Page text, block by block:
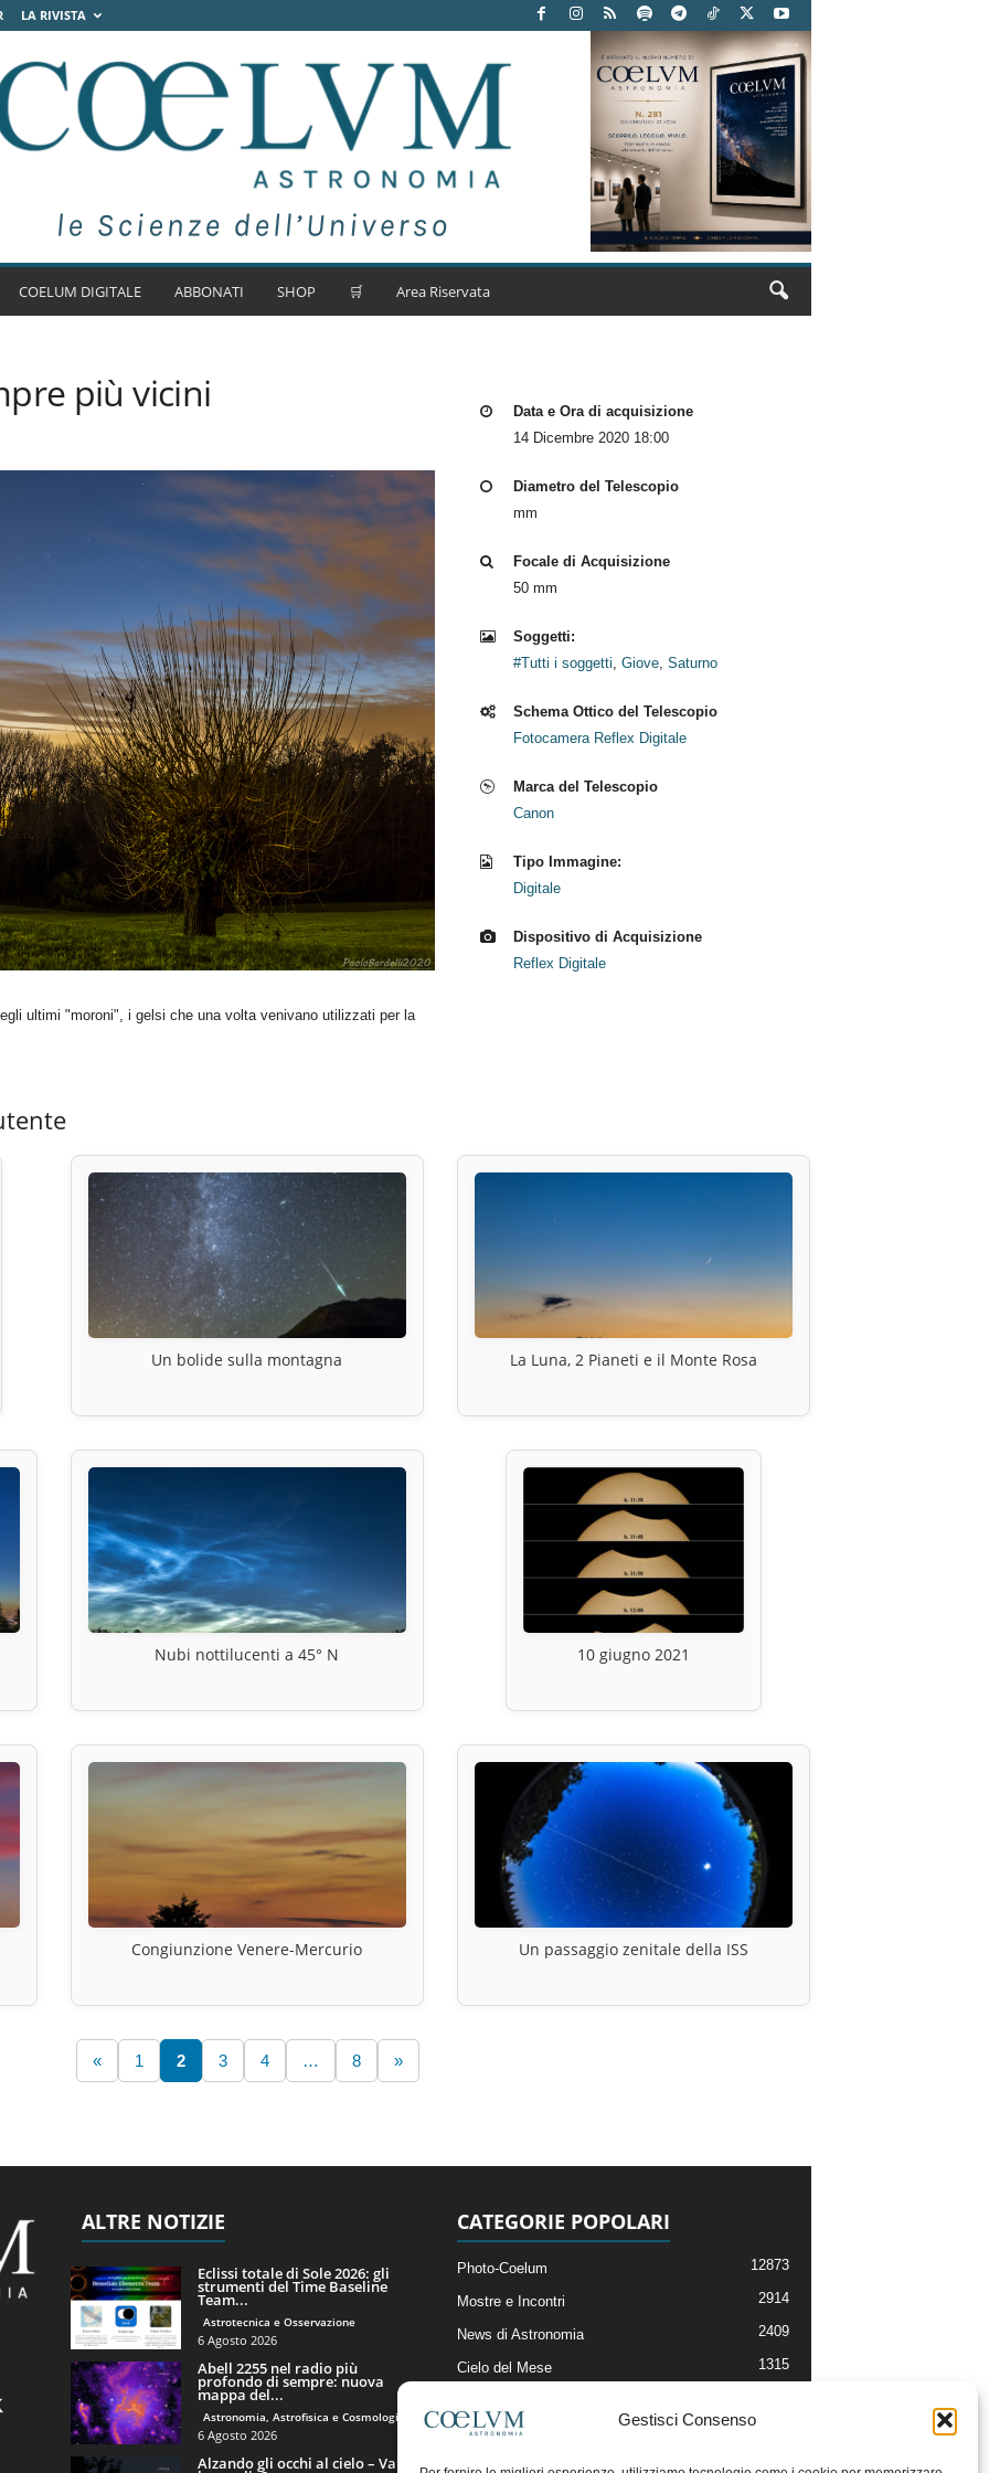
Gestisci Consenso
LA RIVISTA
COELUM DIGITALE ABBONATI SHOP 🛒 Area Riservata
più vicini
ultimi "moroni", i gelsi che una volta venivano utilizzati per la
Data e Ora di acquisizione
14 Dicembre 2020 18:00
Diametro del Telescopio
mm
Focale di Acquisizione
50 mm
Soggetti:
#Tutti i soggetti, Giove, Saturno
Schema Ottico del Telescopio
Fotocamera Reflex Digitale
Marca del Telescopio
Canon
Tipo Immagine:
Digitale
Dispositivo di Acquisizione
Reflex Digitale
Un bolide sulla montagna La Luna, 2 Pianeti e il Monte Rosa
Nubi nottilucenti a 45° N 10 giugno 2021
Congiunzione Venere-Mercurio Un passaggio zenitale della ISS
« 1 2 3 4 … 8 »
ALTRE NOTIZIE
Eclissi totale di Sole 2026: gli
strumenti del Time Baseline
Team...
Astrotecnica e Osservazione
6 Agosto 2026
Abell 2255 nel radio più
profondo di sempre: nuova
mappa del...
Astronomia, Astrofisica e Cosmologia
6 Agosto 2026
Alzando gli occhi al cielo – Vale
CATEGORIE POPOLARI
Photo-Coelum 12873
Mostre e Incontri 2914
News di Astronomia 2409
Cielo del Mese 1315
Articoli e Risorse On-Line
Il Blog della Redazione